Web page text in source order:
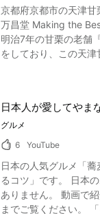
2. 練り 盤台で熱湯を入れながらかき混ぜて練ります 3. 蒸し
ます 5. でっち さらに練ります 6. 手のし 均一の厚さにのばします 7. 切型 丸く型抜きをします 8. 乾燥 むしろに並べて天日干しします 画像引
用 :YouTube screenshot 9. 焼き [動画 0:35～] 炭火を入れたホイロで、何度も返し、押し瓦で何度も押して形を整えながら焼きあ
げ[動画0:35～] 焼けた煎餅に刷毛で醤油を1枚1
はないでしょうか。
しっかりする草加煎餅をぜひ一度召し上がってみ
いるだけで香ばしい香りが漂ってくるように感じ
https://
京都府京都市の天津甘栗人気店の甘栗製作工程動画紹介
万昌堂 Making the Best Sweet
明治7年の甘栗の老舗『林万昌堂』に
をしており、この天津甘栗は今では
升屋を開店することになります。 シナグリの生産地は元は中国からですが、日本でも高知県や
おり、今では中国大
により病害虫に強い栗を作るといったこともされて
ら手に入れた小石も一
0:56からは、選別に
なっており、職人の目が光ります。 焼き方と焼き時間を調整しながら丹念に焼いていき
日本人が愛してやま
グルメ
6
YouTube
日本の人気グルメ「蕎麦」の打ち方紹介動画について こち
るコツ」です。 日本のおいしいものは何かと聞かれたら何をイメージするでしょうか？ 和食・日本料理と一口に言っても、挙げ出したらキリが
ありません。 動画で紹介されている「そば」は日本を代表する料理。 日本のグルメを楽しみたい方や蕎麦打ちに興味があるという方は是非最後
までご覧ください。 「そば打ちの方法 おいしいそばが打てるコツ」は一体どのような動画なのか 約10分程度の動画の中に蕎麦打ちの手順を分